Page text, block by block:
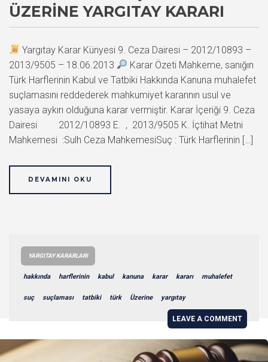
ÜZERINE YARGITAY KARARI
Yargıtay Karar Künyesi 9. Ceza Dairesi – 2012/10893 –
2013/9505 – 18.06.2013
Karar Özeti Mahkeme, sanığın
Türk Harflerinin Kabul ve Tatbiki Hakkında Kanuna muhalefet
suçlamasını reddederek mahkumiyet kararının usul ve
yasaya aykırı olduğuna karar vermiştir. Karar İçeriği 9. Ceza
Dairesi 2012/10893 E. , 2013/9505 K. İçtihat Metni
Mahkemesi :Sulh Ceza MahkemesiSuç : Türk Harflerinin […]
DEVAMINI OKU
YARGITAY KARARLARI
hakkında harflerinin kabul kanuna karar kararı muhalefet
suç suçlaması tatbiki türk Üzerine yargıtay
LEAVE A COMMENT